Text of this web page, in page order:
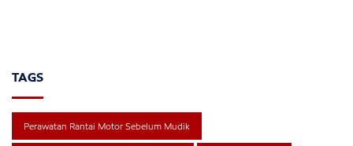
TAGS
Perawatan Rantai Motor Sebelum Mudik